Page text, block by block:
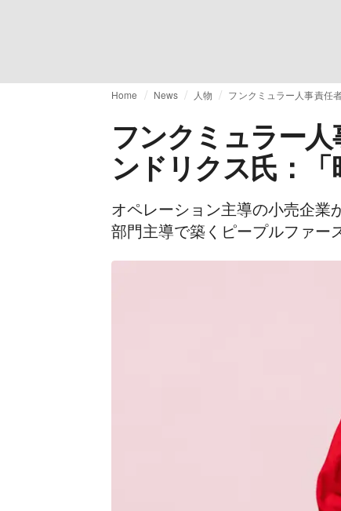
Home News 人物 フンクミュラー人事責任
フンクミュラー
ンドリクス氏：「
オペレーション主導の小売企業
部門主導で築くピープルファー